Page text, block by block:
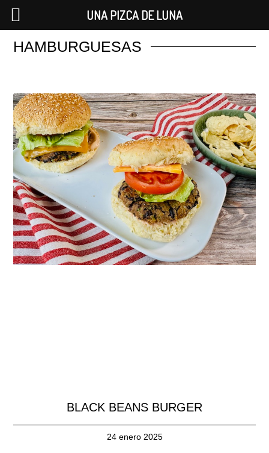
contenido
HAMBURGUESAS
BLACK BEANS BURGER
24 enero 2025
UNA PIZCA DE LUNA